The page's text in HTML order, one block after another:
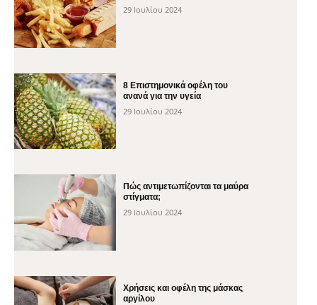
29 Ιουλίου 2024
8 Επιστημονικά οφέλη του
ανανά για την υγεία
29 Ιουλίου 2024
Πώς αντιμετωπίζονται τα μαύρα
στίγματα;
29 Ιουλίου 2024
Χρήσεις και οφέλη της μάσκας
αργίλου